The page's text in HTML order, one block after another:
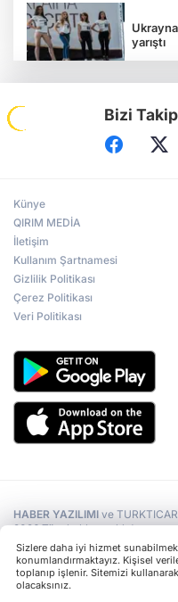
yarıştı
Tavriya
Kiev’de
“İşgal
Bizi
Künye
QIRIM MEDİA
İletişim
Kullanım Şartnamesi
Gizlilik Politikası
Çerez Politikası
Veri Politikası
HABER YAZILIMI ve
2026 Tüm hakları saklıdır.
Sizlere daha iyi hizmet
konumlandırmaktayız. Kişisel
toplanıp işlenir. Sitemizi
olacaksınız.